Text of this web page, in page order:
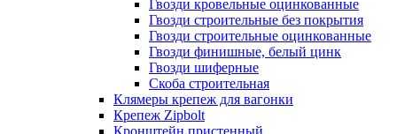
Гвозди кровельные оцинкованные
Гвозди строительные без покрытия
Гвозди строительные оцинкованные
Гвозди финишные, белый цинк
Гвозди шиферные
Скоба строительная
Клямеры крепеж для вагонки
Крепеж Zipbolt
Кронштейн пристенный